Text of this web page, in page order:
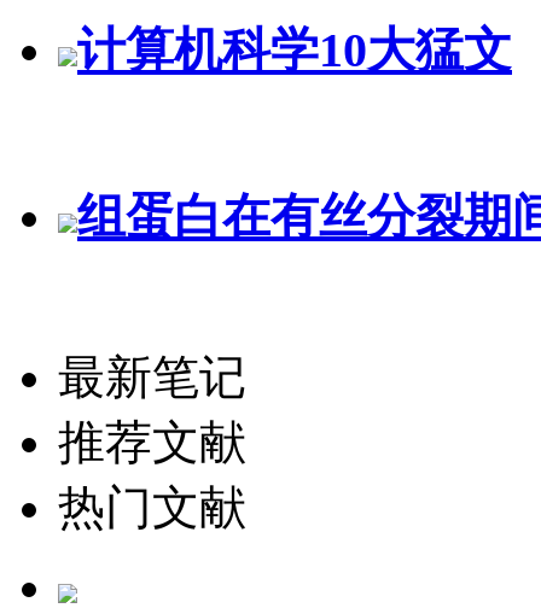
计算机科学10大猛文
组蛋白在有丝分裂期
最新笔记
推荐文献
热门文献